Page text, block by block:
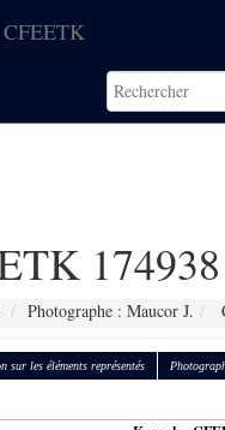
174938
Photographe : Maucor J.
sur les éléments représentés